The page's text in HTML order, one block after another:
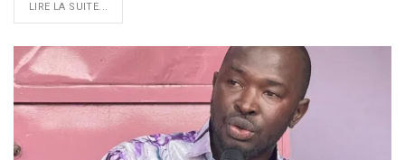
LIRE LA SUITE...